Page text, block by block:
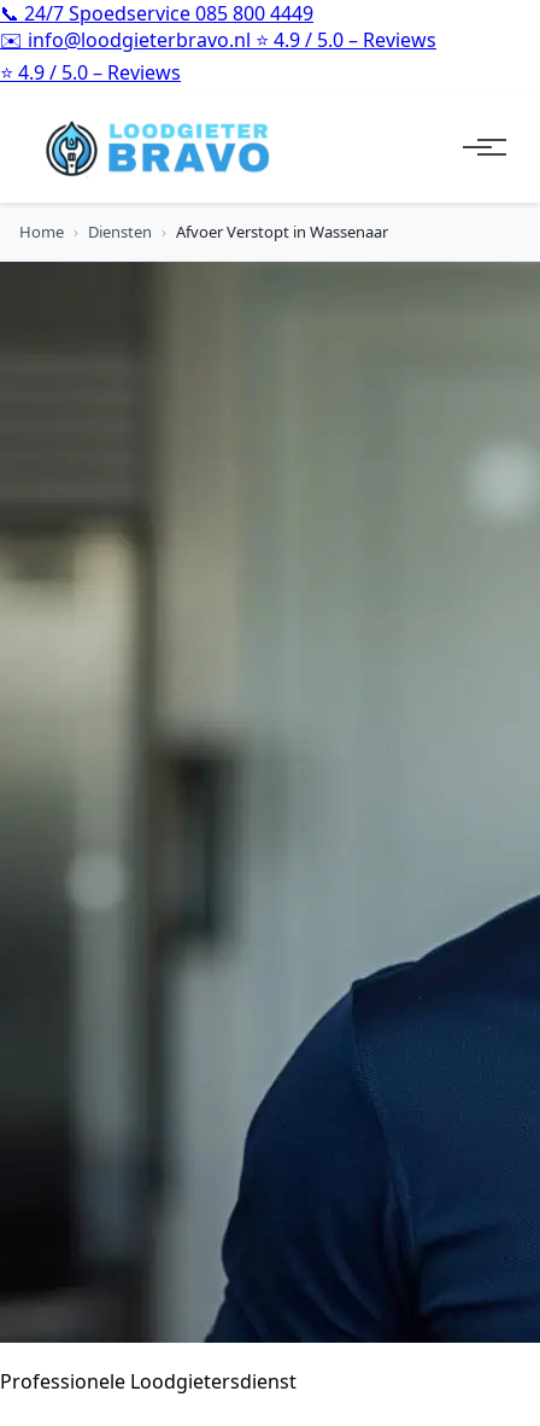
📞 24/7 Spoedservice085 800 4449
✉️ info@loodgieterbravo.nl ⭐ 4.9 / 5.0 – Reviews
⭐ 4.9 / 5.0 – Reviews
Home › Diensten › Afvoer Verstopt in Wassenaar
Professionele Loodgietersdienst